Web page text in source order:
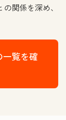
関係を深め、
一覧を確